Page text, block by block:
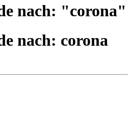
nach: "corona"
nach: corona